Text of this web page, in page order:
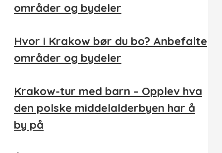
områder og bydeler
Hvor i Krakow bør du bo? Anbefalte
områder og bydeler
Krakow-tur med barn – Opplev hva
den polske middelalderbyen har å
by på